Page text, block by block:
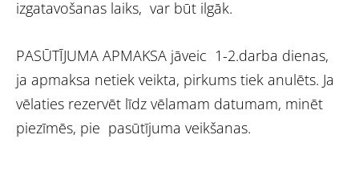
izgatavošanas laiks, var būt ilgāk.
PASŪTĪJUMA APMAKSA jāveic 1-2.darba dienas,
ja apmaksa netiek veikta, pirkums tiek anulēts. Ja
vēlaties rezervēt līdz vēlamam datumam, minēt
piezīmēs, pie pasūtījuma veikšanas.